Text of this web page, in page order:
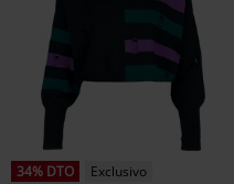
34% DTO
Exclusivo